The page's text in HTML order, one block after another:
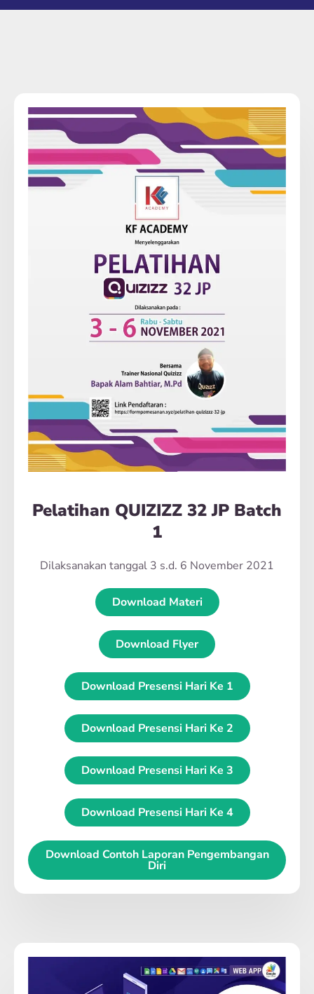
Pelatihan QUIZIZZ 32 JP Batch
1
Dilaksanakan tanggal 3 s.d. 6 November 2021
Download Materi
Download Flyer
Download Presensi Hari Ke 1
Download Presensi Hari Ke 2
Download Presensi Hari Ke 3
Download Presensi Hari Ke 4
Download Contoh Laporan Pengembangan
Diri